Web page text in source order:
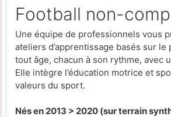
Football non-
Une équipe de professionnels vous
ateliers d’apprentissage basés sur le
tout âge, chacun à son rythme, avec
Elle intègre l’éducation motrice et
valeurs du sport.
Nés en2013 > 2020 (sur terrain